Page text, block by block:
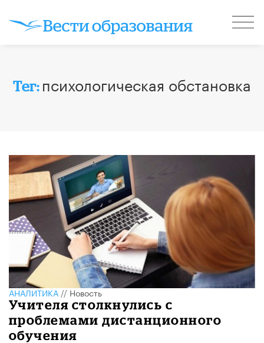
Тег: психологическая обстановка
АНАЛИТИКА//Новость
Учителя столкнулись с
проблемами дистанционного
обучения